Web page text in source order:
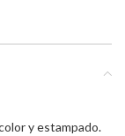
y estampado.